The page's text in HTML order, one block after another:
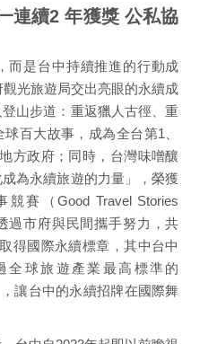
連續2 年獲獎 公私協
而是台中持續推進的行動成
光旅遊局交出亮眼的永續成
山步道：重返獵人古徑、重
百大故事，成為全台第1、
方政府；同時，台灣味噌釀
為永續旅遊的力量」，榮獲
賽（Good Travel Stories
過市府與民間攜手努力，共
得國際永續標章，其中台中
全球旅遊產業最高標準的
讓台中的永續招牌在國際舞